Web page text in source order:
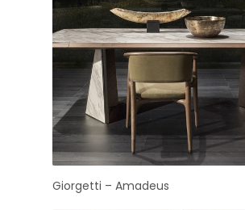
Giorgetti – Amadeus